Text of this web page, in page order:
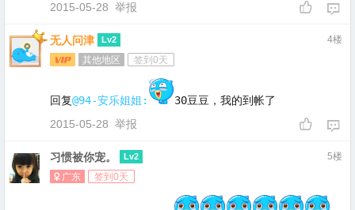
2015-05-28 举报
无人问津 Lv2
其他地区 签到0天
回复@94-安乐姐姐: 30豆豆，我的到帐了
4楼
2015-05-28 举报
习惯被你宠。 Lv2
广东 签到0天
5楼